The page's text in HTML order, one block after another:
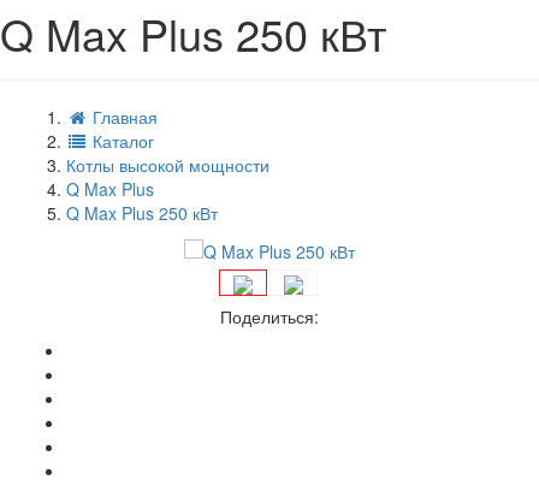
Q Max Plus 250 кВт
Главная
Каталог
Котлы высокой мощности
Q Max Plus
Q Max Plus 250 кВт
Поделиться: